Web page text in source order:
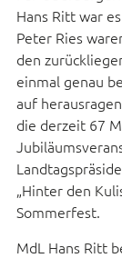
Hans Ritt war
Peter Ries
den
einmal genau
auf
die derzeit 67
„Hinter den
Sommerfest.
MdL Hans Ritt